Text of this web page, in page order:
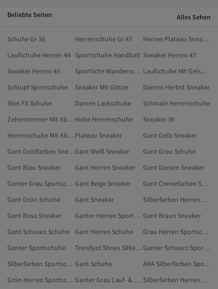
Beliebte Seiten Alles Sehen
Schuhe Gr 36 Herrenschuhe Gr 47
Herren Plateau Sneaker
Laufschuhe Herren 44
Sportschuhe Handball Sneaker Herren 47
Sneaker Herren 45
Sportliche Wanderschuhe
Laufschuhe Mit Gelsohle
Schlupf Sportschuhe
Sneaker Mit Glitzer
Damen Herbst Sneaker
Slim Fit Schuhe
Damen Lackschuhe
Schmale Herrenschuhe
Zehentrenner Mit Absatz Hohe Herrenschuhe
Sneaker 36
Herrenschuhe Mit Absatz Plateau Sneaker
Gant Gelb Sneaker
Gant Goldfarben SneakerGant Weiß Sneaker
Gant Grau Schuhe
Gant Blau Sneaker
Gant Herren Sneaker
Gant Damen Sneaker
Ganter Grau Sportschuhe Gant Beige Sneaker
Gant Cremefarben Sneaker
Gant Grün Schuhe
Gant Sneaker
Silberfarben Herren Sportschuhe
Gant Rosa Sneaker
Ganter Herren Sportschuhe Gant Braun Sneaker
Gant Schwarz Schuhe
Gant Herren Schuhe
Grau Herren Sportschuhe
Ganter Sportschuhe
Trendyol Shoes Silberfarben Sportschuhe
Ganter Schwarz Sportschuhe
Silberfarben Sportschuhe Gant Schuhe
ARA Silberfarben Sportschuhe
Grün Herren Sportschuhe
Ganter Grau Lauf- & Trainingsschuhe
Silberfarben Herren Lauf- & Trainingsschuhe